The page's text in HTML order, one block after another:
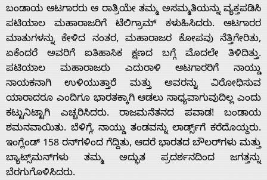
ಬಂಡಾಯ ಆಟಗಾರರು ಆ ರಾತ್ರಿಯೇ ತಮ್ಮ ಅಸಮ್ಮತಿಯನ್ನು ವ್ಯಕ್ತಪಡಿಸಿ
ಪಟಿಯಾಲ ಮಹಾರಾಜರಿಗೆ ಟೆಲಿಗ್ರಾಮ್ ಕಳುಹಿಸಿದರು. ಆಟಗಾರರ
ಮಾತುಗಳನ್ನು ಕೇಳಿದ ನಂತರ, ಮಹಾರಾಜರ ಕೋಪವು ನೆತ್ತಿಗೇರಿತು,
ಏಕೆಂದರೆ ಅವರಿಗೆ ಐತಿಹಾಸಿಕ ಕ್ಷಣದ ಬಗ್ಗೆ ಮೊದಲೇ ತಿಳಿದಿತ್ತು.
ಪಟಿಯಾಲ ಮಹಾರಾಜರು ಎದುರಾಳಿ ಆಟಗಾರರಿಗೆ ನಾಯ್ಡು
ನಾಯಕನಾಗಿ ಉಳಿಯುತ್ತಾರೆ ಮತ್ತು ಅವರನ್ನು ವಿರೋಧಿಸುವ
ಯಾರಾದರೂ ಎಂದಿಗೂ ಭಾರತಕ್ಕಾಗಿ ಆಡಲು ಸಾಧ್ಯವಾಗುವುದಿಲ್ಲ ಎಂದು
ಕಟ್ಟುನಿಟ್ಟಾಗಿ ಎಚ್ಚರಿಸಿದರು. ರಾಜಮನೆತನದ ಪವಾಡ! ಬಂಡಾಯ
ಶಮನವಾಯಿತು. ಬೆಳಿಗ್ಗೆ, ನಾಯ್ಡು ತಂಡವನ್ನು ಲಾರ್ಡ್ಸ್‌ಗೆ ಕರೆದೊಯ್ದರು.
ಇಂಗ್ಲೆಂಡ್ 158 ರನ್‌ಗಳಿಂದ ಗೆದ್ದಿತು, ಆದರೆ ಭಾರತದ ಬೌಲರ್‌ಗಳು ಮತ್ತು
ಬ್ಯಾಟ್ಸ್‌ಮನ್‌ಗಳು ತಮ್ಮ ಅದ್ಭುತ ಪ್ರದರ್ಶನದಿಂದ ಜಗತ್ತನ್ನು
ಬೆರಗುಗೊಳಿಸಿದರು.